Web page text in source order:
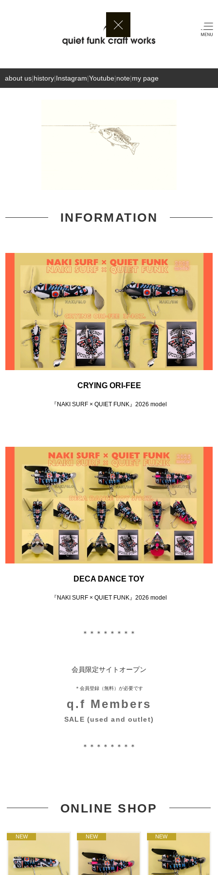
about us|history|Instagram|Youtube|note|my page
INFORMATION
CRYING ORI-FEE
『NAKI SURF × QUIET FUNK』2026 model
DECA DANCE TOY
『NAKI SURF × QUIET FUNK』2026 model
＊＊＊＊＊＊＊＊
会員限定サイトオープン
＊会員登録（無料）が必要です
q.f Members
SALE (used and outlet)
＊＊＊＊＊＊＊＊
ONLINE SHOP